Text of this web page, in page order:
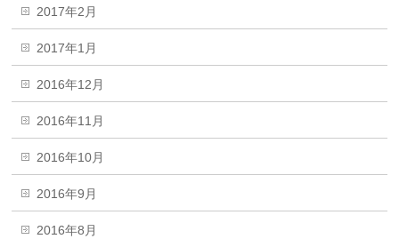
2017年2月
2017年1月
2016年12月
2016年11月
2016年10月
2016年9月
2016年8月